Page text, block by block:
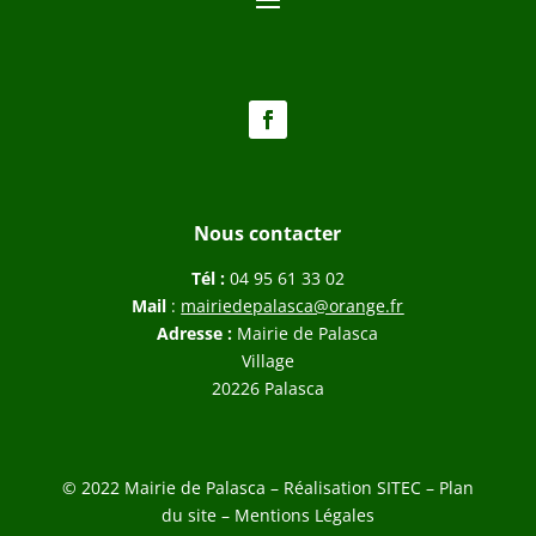
Nous contacter
Tél : 04 95 61 33 02
Mail : mairiedepalasca@orange.fr
Adresse : Mairie de Palasca
Village
20226 Palasca
© 2022 Mairie de Palasca – Réalisation SITEC– Plan
du site – Mentions Légales